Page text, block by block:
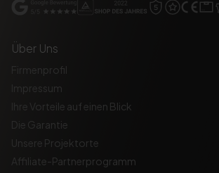
Über Uns
Firmenprofil
Impressum
Ihre Vorteile auf einen Blick
Die Garantie
Unsere Projektorte
Affiliate-Partnerprogramm